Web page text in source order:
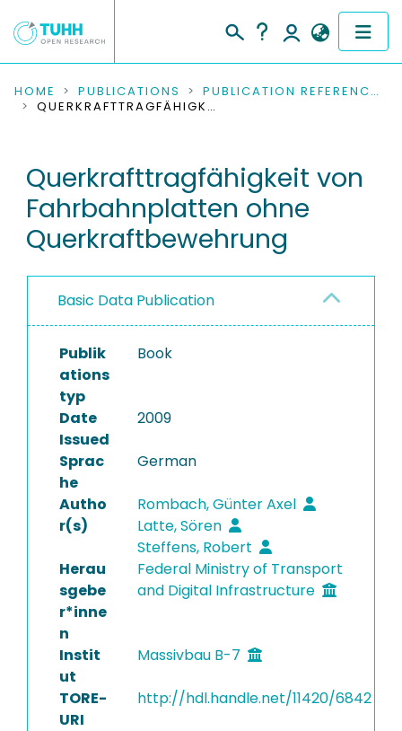
COMMUNITIES & COLLECTIONS
RESEARCH DATA
PEOPLE
PROJECTS
HOME PUBLICATIONS
PUBLICATION REFERENCES
QUERKRAFTTRAGFÄHIGKEIT VON FAHRBAHNPLATTEN OHNE QUERKRAFTBEWEHRUNG
Querkrafttragfähigkeit von
Fahrbahnplatten ohne
Querkraftbewehrung
Basic Data Publication
Publik
ations
typ
Book
Date
Issued
2009
Sprac
he
German
Autho
r(s)
Rombach, Günter Axel
Latte, Sören
Steffens, Robert
Herau
sgebe
r*inne
n
Federal Ministry of Transport
and Digital Infrastructure
Instit
ut
Massivbau B-7
TORE-
URI
http://hdl.handle.net/11420/6842